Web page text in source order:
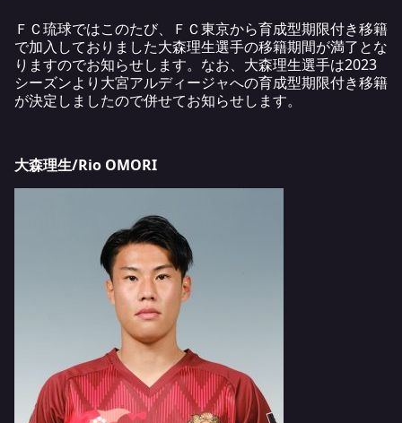
ＦＣ琉球ではこのたび、ＦＣ東京から育成型期限付き移籍
で加入しておりました大森理生選手の移籍期間が満了とな
りますのでお知らせします。なお、大森理生選手は2023
シーズンより大宮アルディージャへの育成型期限付き移籍
が決定しましたので併せてお知らせします。
大森理生/Rio OMORI